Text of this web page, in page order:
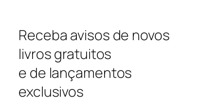
Receba avisos de novos
livros gratuitos
e de lançamentos
exclusivos